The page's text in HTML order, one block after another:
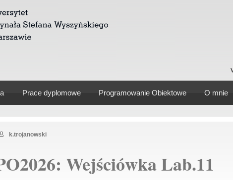
Prace dyplomowe Programowanie Obiektowe O mnie
Wejściówka Lab.11
k.trojanowski